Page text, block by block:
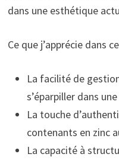
dans une esthétique
Ce que j’apprécie dans
La facilité de
s’éparpiller dans
La touche
contenants en zinc
La capacité à